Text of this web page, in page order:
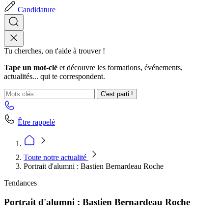
Candidature
Tu cherches, on t'aide à trouver !
Tape un mot-clé et découvre les formations, événements,
actualités... qui te correspondent.
C'est parti !
Être rappelé
Toute notre actualité
Portrait d'alumni : Bastien Bernardeau Roche
Tendances
Portrait d'alumni : Bastien Bernardeau Roche